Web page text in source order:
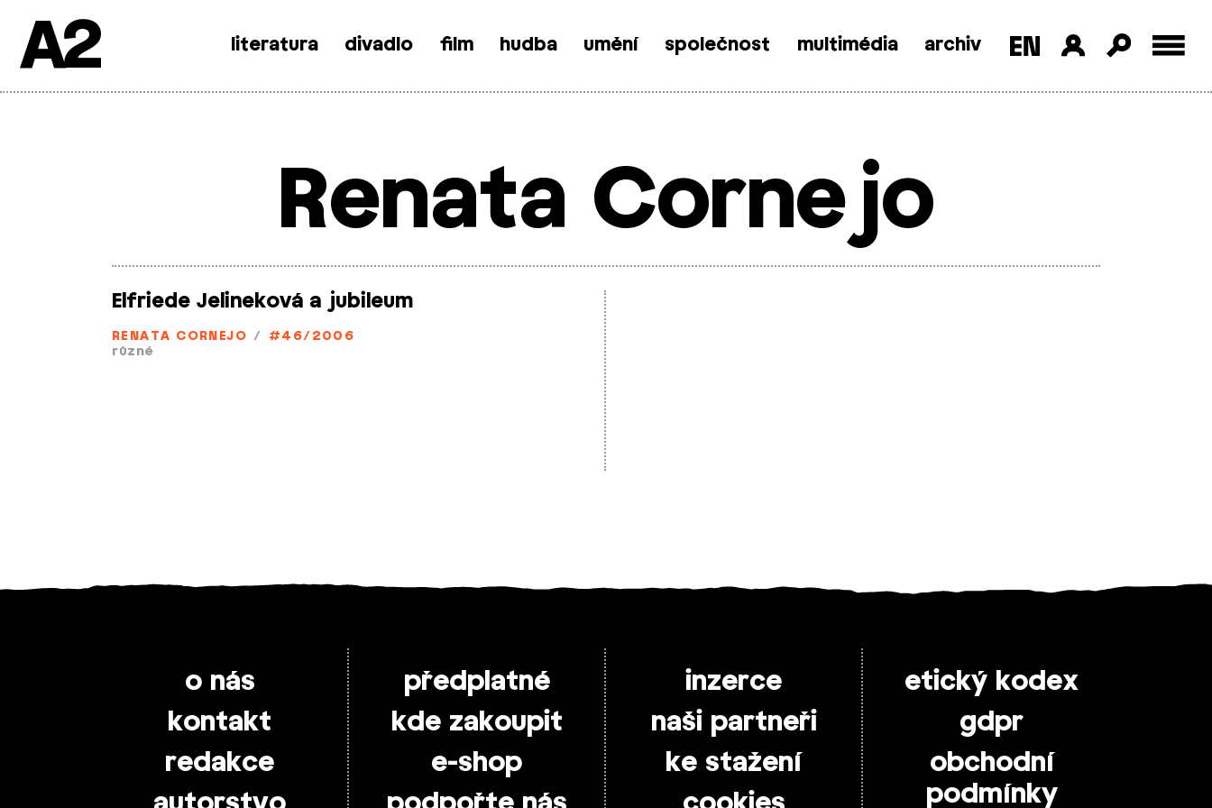
SkipA2 literatura divadlo film hudba umění společnost multimédia archiv
Renata Cornejo
Elfriede Jelineková a jubileum
RENATA CORNEJO /
#46/2006
různé
o nás
kontakt
redakce
předplatné
kde zakoupit
e-shop
inzerce
naši partneři
ke stažení
etický kodex
gdpr
obchodní
podmínky